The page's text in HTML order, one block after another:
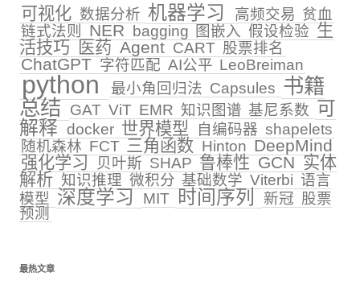
可视化 数据分析 机器学习 高频交易 贫血
链式法则
NER bagging 图嵌入 假设检验 生
活技巧
医药 Agent CART 股票排名
ChatGPT 字符匹配 AI公平 LeoBreiman
python 最小角回归法 Capsules 书籍
总结 GAT ViT EMR 知识图谱 基尼系数 可
解释 docker 世界模型 自编码器 shapelets
随机森林 FCT 三角函数 Hinton DeepMind
强化学习
贝叶斯 SHAP 鲁棒性 GCN 实体
解析 知识推理 微积分 基础数学 Viterbi 语言
模型 深度学习 MIT 时间序列 新冠 股票
预测
最热文章